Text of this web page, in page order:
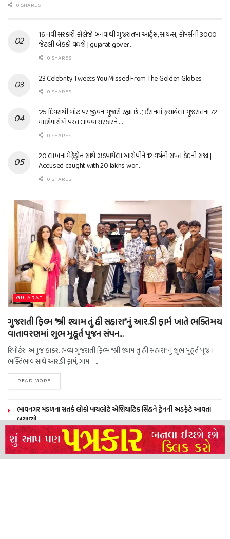
0 SHARES
16 નવી સરકારી કોલેજો બનવાથી ગુજરાતમાં આર્ટ્સ, સાયન્સ, કોમર્સની 3000
જેટલી બેઠકો વધશે | gujarat gover…
0 SHARES
23 Celebrity Tweets You Missed From The Golden Globes
0 SHARES
’25 દિવસથી બોટ પર જીવન ગુજારી રહ્યા છે…’, ઈરાનમાં ફસાયેલા ગુજરાતના 72
માછીમારોએ પરત લાવવા સરકારને …
0 SHARES
20 લાખના મેફેડ્રોન સાથે ઝડપાયેલા આરોપીને 12 વર્ષની સખ્ત કેદની સજા |
Accused caught with 20 lakhs wor…
0 SHARES
GUJARAT
ગુજરાતી ફિલ્મ “શ્રી શ્યામ તું હી સહારા”નું આર.ડી ફાર્મ ખાતે ભક્તિમય
વાતાવરણમાં શુભ મુહૂર્ત પૂજન સંપન…
રિપોર્ટર: અનુજ ઠાકર. ભવ્ય ગુજરાતી ફિલ્મ “શ્રી શ્યામ તું હી સહારા”નું શુભ મુહૂર્ત પૂજન
ભક્તિભાવ સાથે આર.ડી ફાર્મ, ગામ –...
READ MORE
ભાવનગર મંડળના સતર્ક લોકો પાયલોટે એશિયાટિક સિંહને ટ્રેનની અડફેટે આવતાં
બચાવ્યો
NEERAJ TIWARI’S ACTION FRANCHISE ROLLS WITH TIGER SHROFF,
REMO D’SOUZA AND A POWER-PACKED ENSEMBLE
ધારી પત્રકાર સંઘ – અમરેલી બ્રોડગેજ કમેટી દ્વારા જીલ્લા કલેકટર ને આવેદનપત્ર